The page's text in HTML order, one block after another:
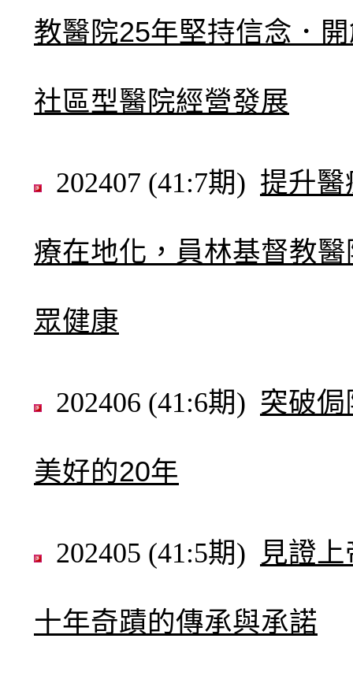
教醫院25年堅持信念．
社區型醫院經營發展
202407 (41:7期) 提升
療在地化，員林基督教
眾健康
202406 (41:6期) 突破
美好的20年
202405 (41:5期) 見證
十年奇蹟的傳承與承諾